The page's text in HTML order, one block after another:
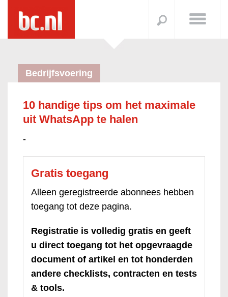
Bedrijfsvoering
10 handige tips om het maximale
uit WhatsApp te halen
-
Gratis toegang
Alleen geregistreerde abonnees hebben
toegang tot deze pagina.
Registratie is volledig gratis en geeft
u direct toegang tot het opgevraagde
document of artikel en tot honderden
andere checklists, contracten en tests
& tools.